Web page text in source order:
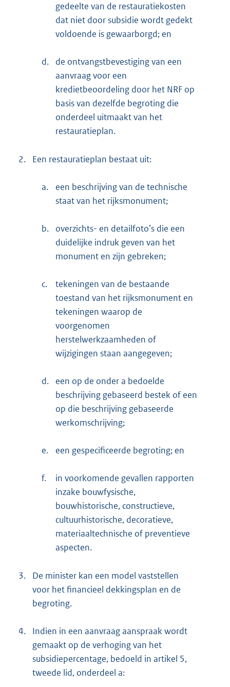
gedeelte van de restauratiekosten
dat niet door subsidie wordt gedekt
voldoende is gewaarborgd; en
d.
de ontvangstbevestiging van een
aanvraag voor een
kredietbeoordeling door het NRF op
basis van dezelfde begroting die
onderdeel uitmaakt van het
restauratieplan.
2. Een restauratieplan bestaat uit:
a.
een beschrijving van de technische
staat van het rijksmonument;
b.
overzichts- en detailfoto’s die een
duidelijke indruk geven van het
monument en zijn gebreken;
c.
tekeningen van de bestaande
toestand van het rijksmonument en
tekeningen waarop de
voorgenomen
herstelwerkzaamheden of
wijzigingen staan aangegeven;
d.
een op de onder a bedoelde
beschrijving gebaseerd bestek of een
op die beschrijving gebaseerde
werkomschrijving;
e. een gespecificeerde begroting; en
f.
in voorkomende gevallen rapporten
inzake bouwfysische,
bouwhistorische, constructieve,
cultuurhistorische, decoratieve,
materiaaltechnische of preventieve
aspecten.
3.
De minister kan een model vaststellen
voor het financieel dekkingsplan en de
begroting.
4.
Indien in een aanvraag aanspraak wordt
gemaakt op de verhoging van het
subsidiepercentage, bedoeld in artikel 5,
tweede lid, onderdeel a: